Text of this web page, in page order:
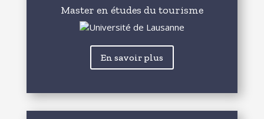
Master en études du tourisme
En savoir plus